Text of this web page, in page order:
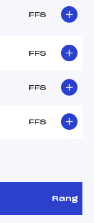
FFS
FFS
FFS
FFS
Rang